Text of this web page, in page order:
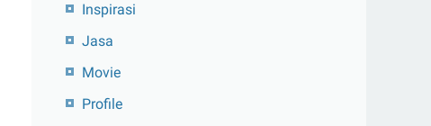
Inspirasi
Jasa
Movie
Profile